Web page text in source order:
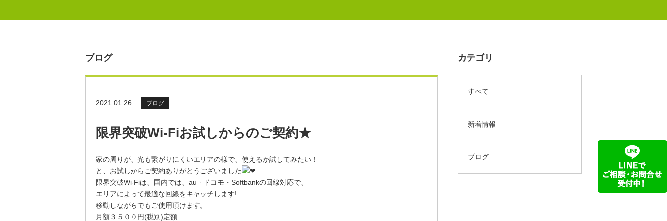
ブログ
2021.01.26 ブログ
限界突破Wi-Fiお試しからのご契約★
家の周りが、光も繋がりにくいエリアの様で、使えるか試してみたい！
と、お試しからご契約ありがとうございました
限界突破Wi-Fiは、国内では、au・ドコモ・Softbankの回線対応で、
エリアによって最適な回線をキャッチします!
移動しながらでもご使用頂けます。
月額３５００円(税別)定額
カテゴリ
すべて
新着情報
ブログ